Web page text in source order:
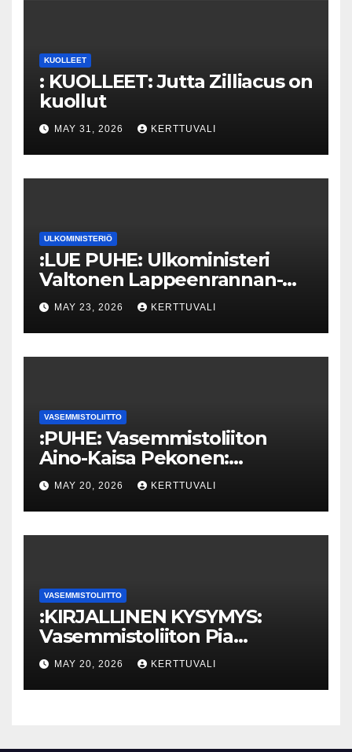
KUOLLEET
: KUOLLEET: Jutta Zilliacus on
kuollut
MAY 31, 2026 KERTTUVALI
ULKOMINISTERIÖ
:LUE PUHE: Ulkoministeri
Valtonen Lappeenrannan-
Lahden teknillisen yliopiston
kunniatohtoriksi
MAY 23, 2026 KERTTUVALI
VASEMMISTOLIITTO
:PUHE: Vasemmistoliiton
Aino-Kaisa Pekonen:
Eriarvoistumisen
pysäyttäminen luo
turvallisuutta
MAY 20, 2026 KERTTUVALI
VASEMMISTOLIITTO
:KIRJALLINEN KYSYMYS:
Vasemmistoliiton Pia
Lohikoski: Missä viipyy Orpon
hallituksen drooniohjeistus
kunnille?
MAY 20, 2026 KERTTUVALI